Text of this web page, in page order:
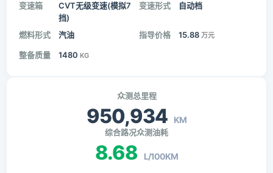
变速箱
CVT无级变速(模拟7
挡)
变速形式 自动档
燃料形式 汽油 指导价格 15.88 万元
整备质量 1480 KG
众测总里程
950,934 KM
综合路况众测油耗
8.68 L/100KM